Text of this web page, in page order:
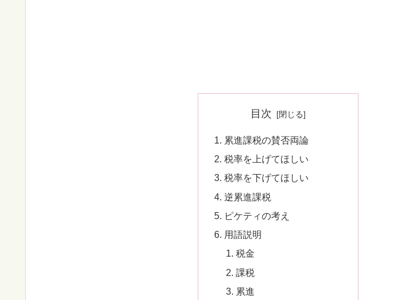
目次
累進課税の賛否両論
税率を上げてほしい
税率を下げてほしい
逆累進課税
ピケティの考え
用語説明
税金
課税
累進